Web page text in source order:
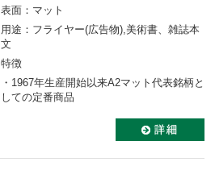
表面：マット
用途：フライヤー(広告物),美術書、雑誌本
文
特徴
・1967年生産開始以来A2マット代表銘柄と
しての定番商品